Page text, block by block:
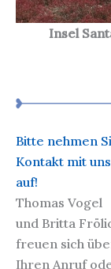
Insel
Bitte nehmen
Kontakt mit uns
auf!
Thomas Vogel
und Britta
freuen sich
Ihren Anruf